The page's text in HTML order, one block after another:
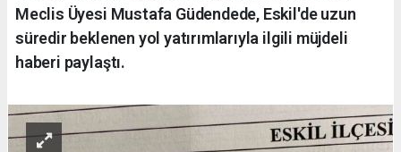
Meclis Üyesi Mustafa Güdendede, Eskil'de uzun
süredir beklenen yol yatırımlarıyla ilgili müjdeli
haberi paylaştı.